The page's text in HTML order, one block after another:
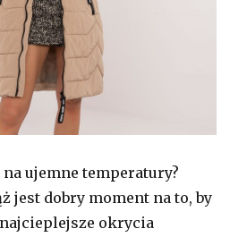
na ujemne temperatury?
jest dobry moment na to, by
okrycia